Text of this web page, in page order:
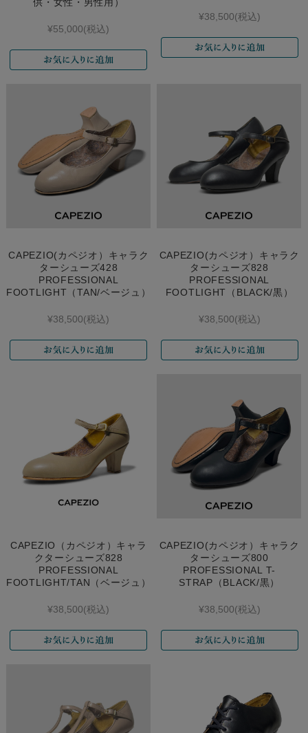
¥55,000(税込)
¥38,500(税込)
CAPEZIO(カペジオ）キャラク
ターシューズ428
PROFESSIONAL
FOOTLIGHT（TAN/ベージュ）
¥38,500(税込)
CAPEZIO(カペジオ）キャラク
ターシューズ828
PROFESSIONAL
FOOTLIGHT（BLACK/黒）
¥38,500(税込)
CAPEZIO（カペジオ）キャラ
クターシューズ828
PROFESSIONAL
FOOTLIGHT/TAN（ベージュ）
¥38,500(税込)
CAPEZIO(カペジオ）キャラク
ターシューズ800
PROFESSIONAL T-
STRAP（BLACK/黒）
¥38,500(税込)